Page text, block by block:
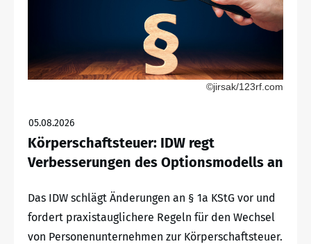
©jirsak/123rf.com
05.08.2026
Körperschaftsteuer: IDW regt
Verbesserungen des Optionsmodells an
Das IDW schlägt Änderungen an § 1a KStG vor und
fordert praxistauglichere Regeln für den Wechsel
von Personenunternehmen zur Körperschaftsteuer.